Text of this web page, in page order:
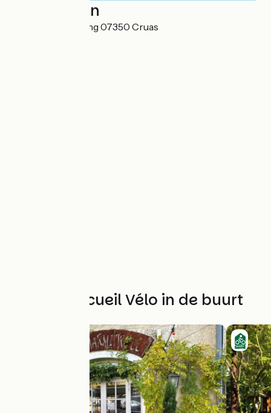
Localisation
Chemin du camping 07350 Cruas
Andere Accueil Vélo in de buurt